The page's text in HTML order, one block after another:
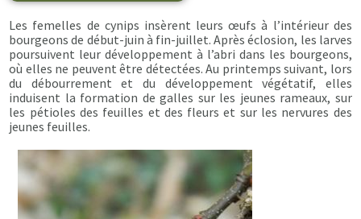
Les femelles de cynips insèrent leurs œufs à l’intérieur des
bourgeons de début-juin à fin-juillet. Après éclosion, les larves
poursuivent leur développement à l’abri dans les bourgeons,
où elles ne peuvent être détectées. Au printemps suivant, lors
du débourrement et du développement végétatif, elles
induisent la formation de galles sur les jeunes rameaux, sur
les pétioles des feuilles et des fleurs et sur les nervures des
jeunes feuilles.